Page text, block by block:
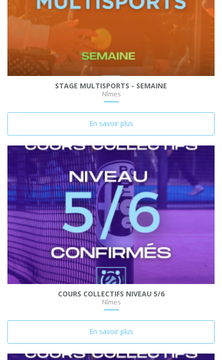
STAGE MULTISPORTS - SEMAINE
Nîmes
En savoir plus
COURS COLLECTIFS NIVEAU 5/6
Nîmes
En savoir plus